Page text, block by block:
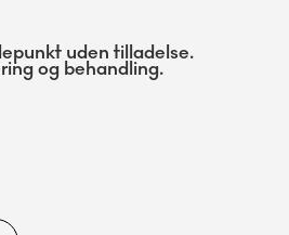
uden tilladelse.
og behandling.